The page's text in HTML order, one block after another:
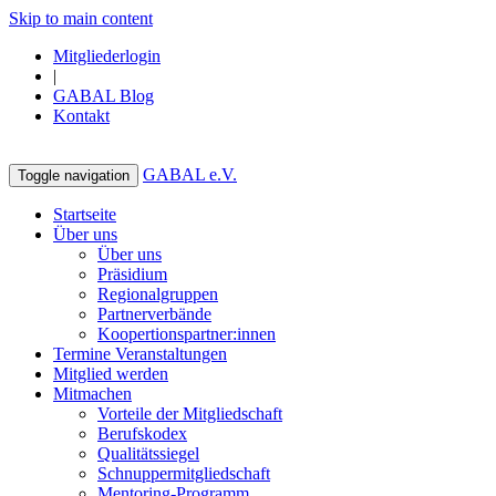
Skip to main content
Mitgliederlogin
|
GABAL Blog
Kontakt
Toggle navigation GABAL e.V.
Startseite
Über uns
Über uns
Präsidium
Regionalgruppen
Partnerverbände
Koopertionspartner:innen
Termine Veranstaltungen
Mitglied werden
Mitmachen
Vorteile der Mitgliedschaft
Berufskodex
Qualitätssiegel
Schnuppermitgliedschaft